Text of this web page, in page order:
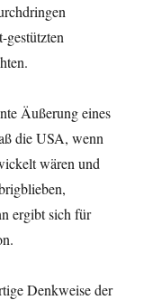
Äußerung eines
die USA, wenn
wären und
ergibt sich für
Denkweise der